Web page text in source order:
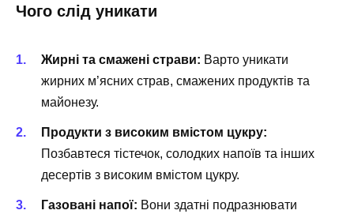
Чого слід уникати
Жирні та смажені страви: Варто уникати
жирних м’ясних страв, смажених продуктів та
майонезу.
Продукти з високим вмістом цукру:
Позбавтеся тістечок, солодких напоїв та інших
десертів з високим вмістом цукру.
Газовані напої: Вони здатні подразнювати